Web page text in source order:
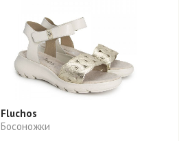
Fluchos
Босоножки